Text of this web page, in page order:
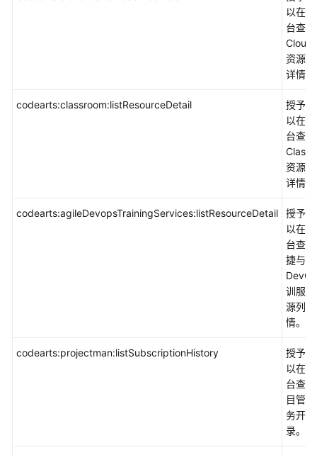
以在
台查看
资源
详情。
codearts:classroom:listResourceDetail
授予
以在
台查看
资源
详情。
codearts:agileDevopsTrainingServices:listResourceDetail
授予
以在
台查
捷与
训服
源列
情。
codearts:projectman:listSubscriptionHistory
授予
以在
台查
目管
务开
录。